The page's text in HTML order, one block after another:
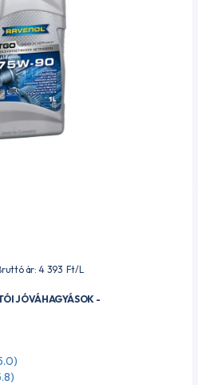
ár: 4 393 Ft/L
JÓVÁHAGYÁSOK -